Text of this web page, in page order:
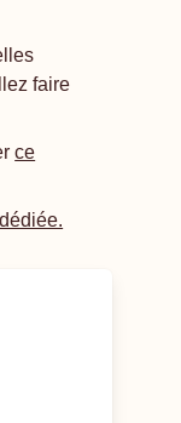
faire
ce